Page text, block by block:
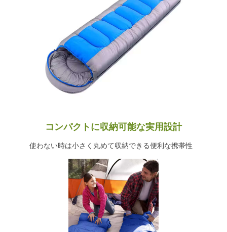
コンパクトに収納可能な実用設計
使わない時は小さく丸めて収納できる便利な携帯性